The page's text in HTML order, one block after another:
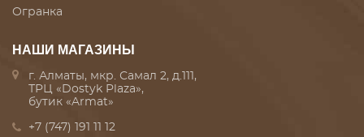
Огранка
НАШИ МАГАЗИНЫ
г. Алматы, мкр. Самал 2, д.111,
ТРЦ «Dostyk Plaza»,
бутик «Armat»
+7 (747) 191 11 12